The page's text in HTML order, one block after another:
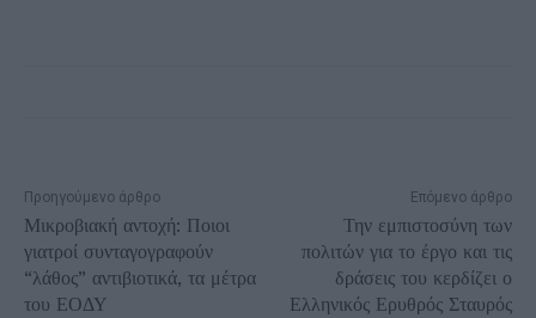
Προηγούμενο άρθρο
Μικροβιακή αντοχή: Ποιοι
γιατροί συνταγογραφούν
“λάθος” αντιβιοτικά, τα μέτρα
του ΕΟΔΥ
Επόμενο άρθρο
Την εμπιστοσύνη των
πολιτών για το έργο και τις
δράσεις του κερδίζει ο
Ελληνικός Ερυθρός Σταυρός